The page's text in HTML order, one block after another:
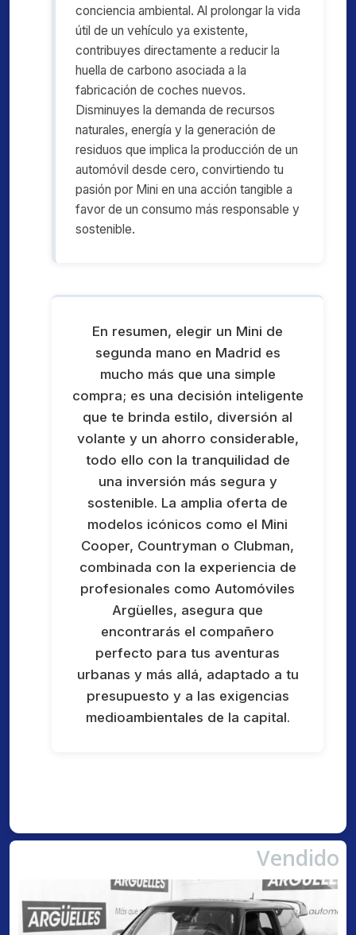
conciencia ambiental. Al prolongar la vida
útil de un vehículo ya existente,
contribuyes directamente a reducir la
huella de carbono asociada a la
fabricación de coches nuevos.
Disminuyes la demanda de recursos
naturales, energía y la generación de
residuos que implica la producción de un
automóvil desde cero, convirtiendo tu
pasión por Mini en una acción tangible a
favor de un consumo más responsable y
sostenible.
En resumen, elegir un Mini de
segunda mano en Madrid es
mucho más que una simple
compra; es una decisión inteligente
que te brinda estilo, diversión al
volante y un ahorro considerable,
todo ello con la tranquilidad de
una inversión más segura y
sostenible. La amplia oferta de
modelos icónicos como el Mini
Cooper, Countryman o Clubman,
combinada con la experiencia de
profesionales como Automóviles
Argüelles, asegura que
encontrarás el compañero
perfecto para tus aventuras
urbanas y más allá, adaptado a tu
presupuesto y a las exigencias
medioambientales de la capital.
Vendido